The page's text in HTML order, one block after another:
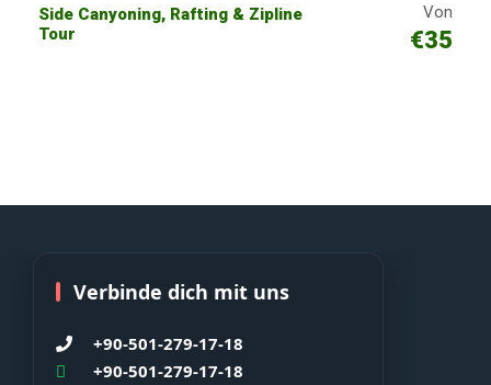
Side Canyoning, Rafting & Zipline
Tour
Von
€35
Verbinde dich mit uns
+90-501-279-17-18
+90-501-279-17-18